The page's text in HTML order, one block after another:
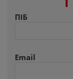
ПІБ
Email